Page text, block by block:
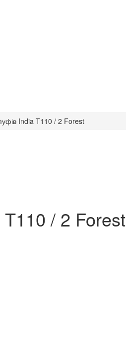
India T110 / 2 Forest
T110 / 2 Forest